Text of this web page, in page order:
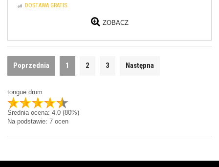
DOSTAWA GRATIS
ZOBACZ
Poprzednia 1 2 3 Następna
tongue drum
Średnia ocena: 4.0 (80%)
Na podstawie: 7 ocen